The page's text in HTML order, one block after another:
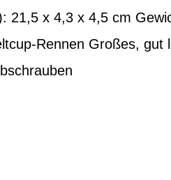
21,5 x 4,3 x 4,5 cm
Rennen Großes,